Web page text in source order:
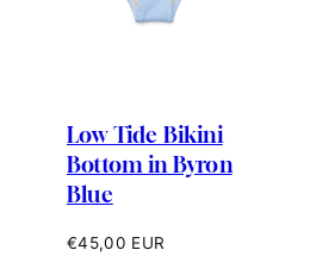
Low Tide Bikini
Bottom in Byron
Blue
Prix
€45,00 EUR